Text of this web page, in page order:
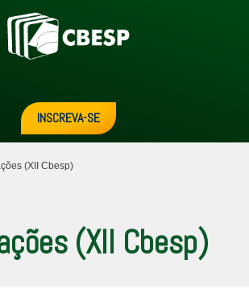
INSCREVA-SE
(XII Cbesp)
(XII Cbesp)